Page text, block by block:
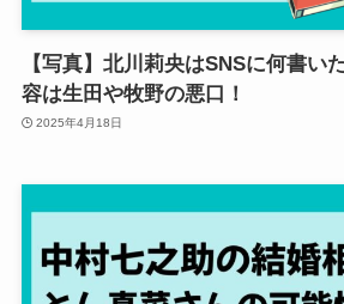
【写真】北川莉央はSNSに何書い
容は生田や牧野の悪口！
2025年4月18日